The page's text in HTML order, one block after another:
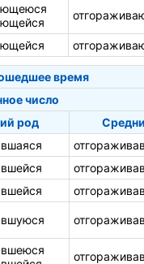
время
число
род